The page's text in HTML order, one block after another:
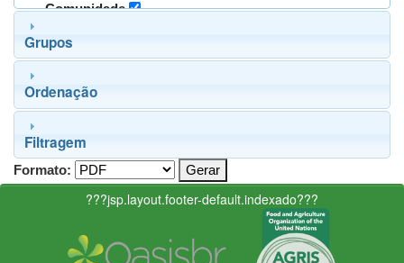
Comunidade
Grupos
Ordenação
Filtragem
Formato:
???jsp.layout.footer-default.indexado???